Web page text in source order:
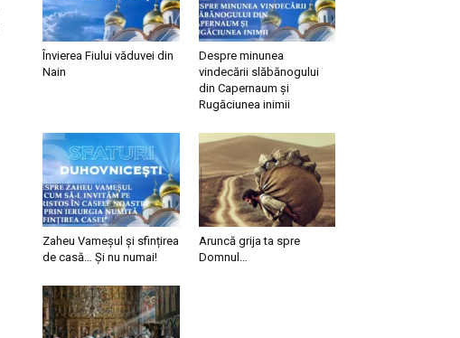
Învierea Fiului văduvei din
Nain
Despre minunea
vindecării slăbănogului
din Capernaum și
Rugăciunea inimii
Zaheu Vameșul și sfințirea
de casă… Și nu numai!
Aruncă grija ta spre
Domnul…